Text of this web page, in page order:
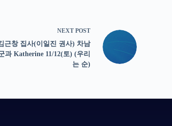
NEXT POST
근창 집사(이일진 권사) 차남
과 Katherine 11/12(토) (우리
는 순)